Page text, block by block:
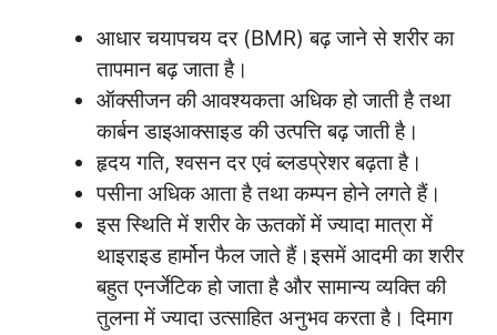
आधार चयापचय दर (BMR) बढ़ जाने से शरीर का
तापमान बढ़ जाता है।
ऑक्सीजन की आवश्यकता अधिक हो जाती है तथा
कार्बन डाइआक्साइड की उत्पत्ति बढ़ जाती है।
हृदय गति, श्वसन दर एवं ब्लडप्रेशर बढ़ता है।
पसीना अधिक आता है तथा कम्पन होने लगते हैं।
इस स्थिति में शरीर के ऊतकों में ज्यादा मात्रा में
थाइराइड हार्मोन फैल जाते हैं।इसमें आदमी का शरीर
बहुत एनर्जेटिक हो जाता है और सामान्य व्यक्ति की
तुलना में ज्यादा उत्साहित अनुभव करता है। दिमाग